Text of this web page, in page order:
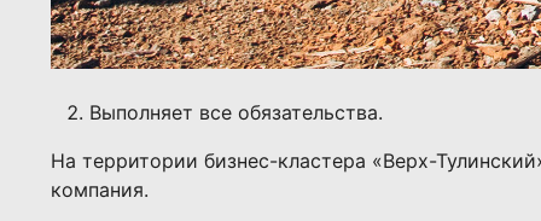
Выполняет все обязательства.
На территории бизнес-кластера «Верх-
компания.